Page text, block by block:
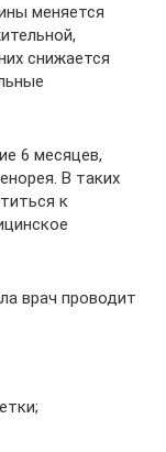
меняется
снижается
6 месяцев,
В таких
к
врач проводит